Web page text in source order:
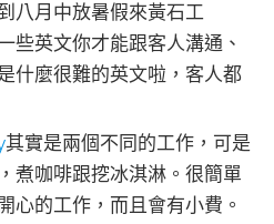
八月中放暑假來黃石工
些英文你才能跟客人溝通、
什麼很難的英文啦，客人都
其實是兩個不同的工作，可是
煮咖啡跟挖冰淇淋。很簡單
心的工作，而且會有小費。